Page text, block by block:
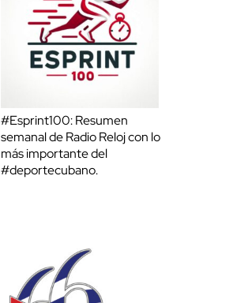
#Esprint100: Resumen
semanal de Radio Reloj con lo
más importante del
#deportecubano.